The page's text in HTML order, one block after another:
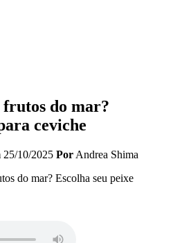
do mar?
ceviche
25/10/2025 Por Andrea Shima